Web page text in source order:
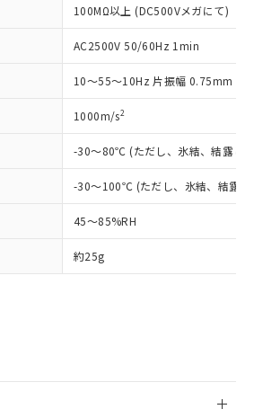
100MΩ以上 (DC500Vメガにて)
AC2500V 50/60Hz 1min
10～55～10Hz 片振幅 0.75mm (
1000m/s2
-30～80℃ (ただし、氷結、結露し
-30～100℃ (ただし、氷結、結露し
45～85%RH
約25g
は異なる場合があることをご
期状況および標準価格はお客
引先、またはお客様担当のオ
御機器販売店・当社販売員に
制御機器販売店や当社販売拠
販売ネットワーク
」をご確認
および標準価格結果を当社の
諾なく第三者に漏洩または開
ようお願いします。
ツ機能（部品リスト作成サー
ご利用いただくには、I-Web
ズにご登録されている必要が
1000ppm以下、ポリ臭化ビフェニル
以下、ポリ臭化ジフェニルエーテル類
以下、フタル酸ビス(2-エチルヘキシ
：DOP) 1000ppm以下、フタル酸ブチ
） 1000ppm以下、フタル酸ジブチル
で産業用監視および制御機器に対する
替え状況などにより、予定
ことがあります。
) : 1000ppm、 PBBs(ポリ臭化ビフェ
ブチル) : 1000ppm、 DIBP(フタル酸ジ
、 BBP(フタル酸ブチルベンジ
ス(2-エチルヘキシル)) : 1000ppm
用期限
質（10物質）のすべてが基
ことを示します。
使用状況下において有害物
えいし、環境に深刻な影響を
数を意味します。
得するなどの必要な手続きを
制貨物を破棄する場合は、完
するなど、違法に輸出されな
要な手段を講じます。
社製品を、核兵器、ミサイ
兵器、生物兵器またはその他
にこれらの製造装置等に一切
しません。
貴社製品を第三者に販売する
上記1、2および3の内容を当
に通知します。また当社は、
よび販売に係わる関係者が違
するおそれがある場合は、取
いたしません。
る キャンセル
定数には満たないが在庫あり
なし(最新の在庫状況につ
は、お客様のお取引先、ま
はお客様担当のオムロン制御
器販売店・当社販売員にご確
注生産機種、また在庫状況の
を公開していない機種